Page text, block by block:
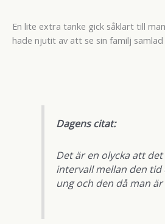
En lite extra tanke gick såklart till
hade njutit av att se sin familj
Dagens citat:
Det är en olycka att
intervall mellan den tid
ung och den då man